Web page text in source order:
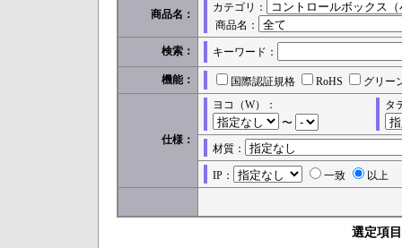
商品名：
カテゴリ：
商品名：
検索： キーワード：
機能： 国際認証規格 RoHS グリー
仕様：
ヨコ（W）：
〜
タ
材質：
IP： 一致 以上
選定項